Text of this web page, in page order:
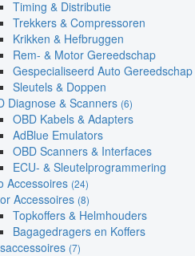
Timing & Distributie
Trekkers & Compressoren
Krikken & Hefbruggen
Rem- & Motor Gereedschap
Gespecialiseerd Auto Gereedschap
Sleutels & Doppen
Diagnose & Scanners (6)
OBD Kabels & Adapters
AdBlue Emulators
OBD Scanners & Interfaces
ECU- & Sleutelprogrammering
Accessoires (24)
Accessoires (8)
Topkoffers & Helmhouders
Bagagedragers en Koffers
(7)